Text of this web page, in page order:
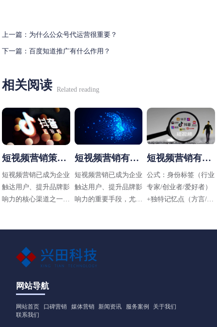
上一篇： 为什么公众号代运营很重要？
下一篇：百度知道推广有什么作用？
相关阅读 Related reading
短视频营销策略
有哪些
短视频营销已成为企业
触达用户、提升品牌影
响力的核心渠道之一，
见的短视频营销策略及
应用方向：
短视频营销有哪
些方法
短视频营销已成为企业
触达用户、提升品牌影
响力的重要手段，尤其
行业（包括工业领域如
阀门企业）的短视频营
短视频营销有哪
些技巧
公式：身份标签（行业
专家/创业者/爱好者）
+独特记忆点（方言/标
网站导航
网站首页 口碑营销 媒体营销 新闻资讯 服务案例
关于我们
联系我们